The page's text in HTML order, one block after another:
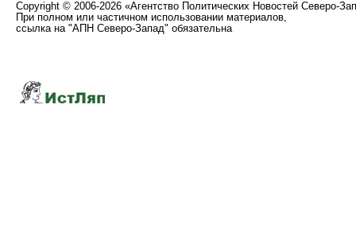
Copyright © 2006-2026 «Агентство Политических Новостей Северо-
При полном или частичном использовании материалов,
ссылка на "АПН Северо-Запад" обязательна